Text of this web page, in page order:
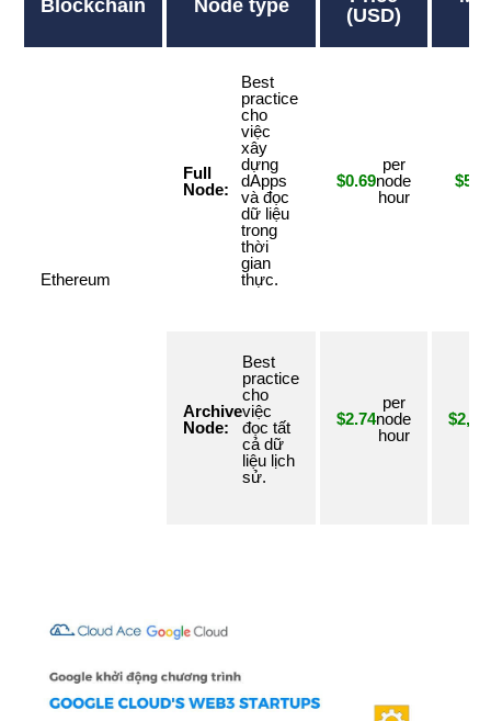
Blockchain Node type
(USD)
Ethereum
Full
Node:
Best
practice
cho
việc
xây
dựng
dApps
và đọc
dữ liệu
trong
thời
gian
thực.
$0.69
per
node
hour
Archive
Node:
Best
practice
cho
việc
đọc tất
cả dữ
liệu lịch
sử.
$2.74
per
node
hour